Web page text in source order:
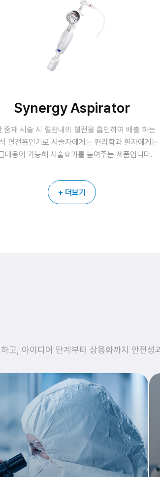
RHV
풍선 확장술 혹은 Stent 삽입술 등의 시술 시 Angio
Catheter나 Introducer에 연결되어 Guidewire 또
Micro Catheter 등이 삽입 될 때 지혈을 목적으로
Type의 제품을 선택하여 사용 할 수 있습니다.
고, 아이디어 단계부터 상용화까지 안전